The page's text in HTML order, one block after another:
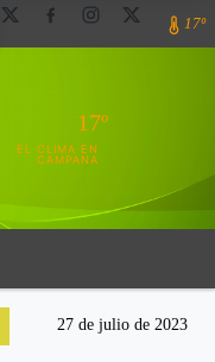
17º
17º
EL CLIMA EN
CAMPANA
27 de julio de 2023